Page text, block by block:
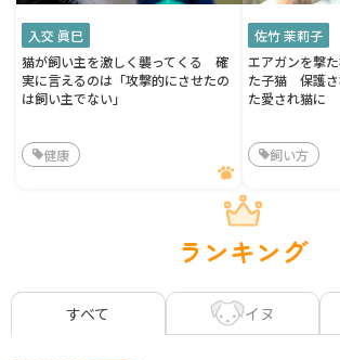
入交 眞巳
猫が飼い主を激しく襲ってくる 確
実に言えるのは「攻撃的にさせたの
は飼い主でない」
健康
佐竹 茉莉子
エアガンを撃
た子猫 保護さ
た愛され猫に
飼い方
ランキング
すべて イヌ